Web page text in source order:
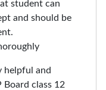
student can
and should be
helpful and
Board class 12